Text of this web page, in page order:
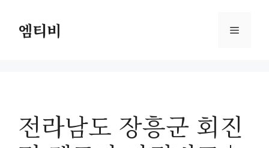
엠티비 메
전라남도 장흥군 회진